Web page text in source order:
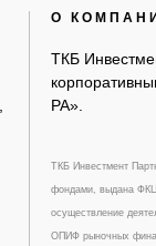
О
ТКБ
РА».
ТКБ Инвестмент
фондами, выдана
осуществление
ОПИФ рыночных